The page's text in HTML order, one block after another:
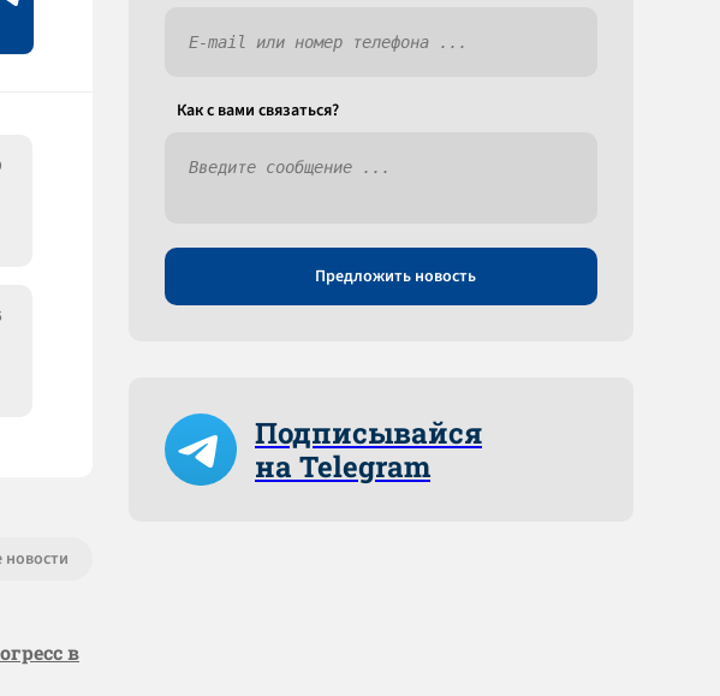
новости
в
Как c вами связаться?
Предложить новость
Подписывайся
на Telegram